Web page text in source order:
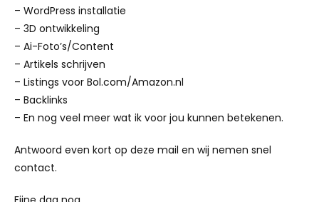
– WordPress installatie
– 3D ontwikkeling
– Ai-Foto’s/Content
– Artikels schrijven
– Listings voor Bol.com/Amazon.nl
– Backlinks
– En nog veel meer wat ik voor jou kunnen betekenen.
Antwoord even kort op deze mail en wij nemen snel
contact.